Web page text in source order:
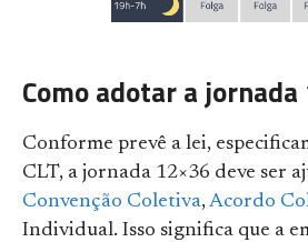
Como adotar a jornada
Conforme prevê a lei,
CLT, a jornada 12×36 deve ser
Convenção Coletiva,Acordo
Individual. Isso significa que a